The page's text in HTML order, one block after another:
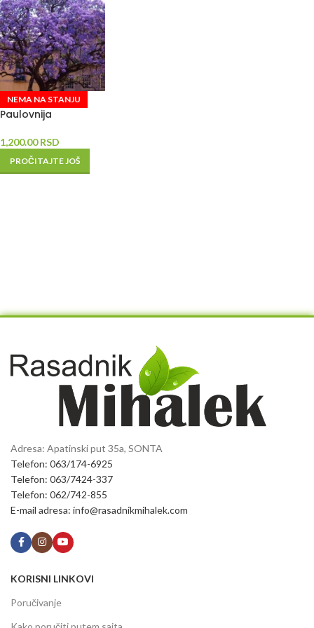
NEMA NA STANJU
Paulovnija
1,200.00RSD
PROČITAJTE JOŠ
Adresa: Apatinski put 35a, SONTA
Telefon: 063/174-6925
Telefon: 063/7424-337
Telefon: 062/742-855
E-mail adresa: info@rasadnikmihalek.com
KORISNI LINKOVI
Poručivanje